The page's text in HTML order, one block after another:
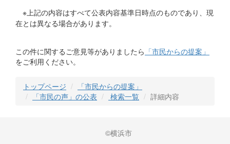
※上記の内容はすべて公表内容基準日時点のものであり、現
在とは異なる場合があります。
この件に関するご意見等がありましたら 「市民からの提案」
をご利用ください。
トップページ
「市民からの提案」
「市民の声」の公表
検索一覧 詳細内容
©横浜市